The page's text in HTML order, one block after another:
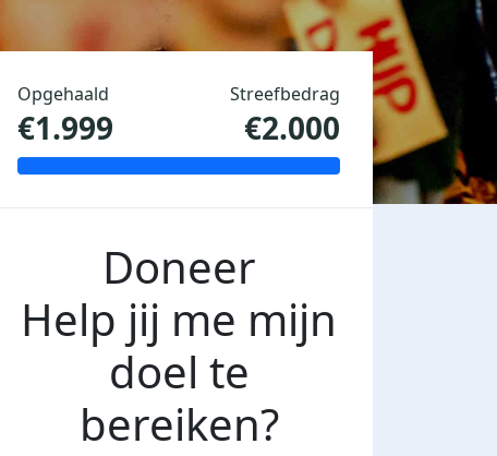
Opgehaald
€1.999
Streefbedrag
€2.000
Doneer
Help jij me mijn
doel te
bereiken?